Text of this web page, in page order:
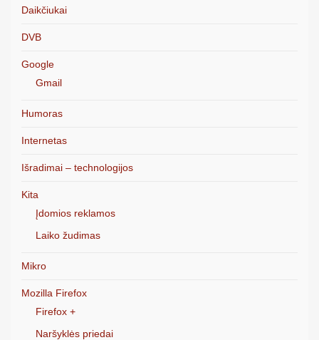
Daikčiukai
DVB
Google
Gmail
Humoras
Internetas
Išradimai – technologijos
Kita
Įdomios reklamos
Laiko žudimas
Mikro
Mozilla Firefox
Firefox +
Naršyklės priedai